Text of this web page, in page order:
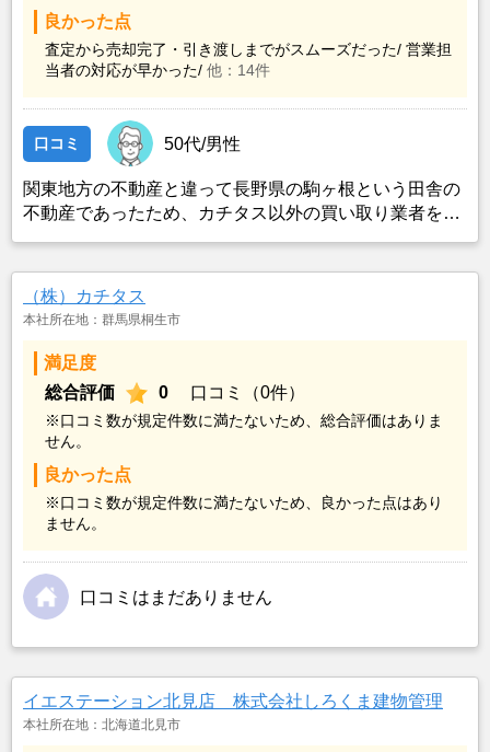
良かった点
査定から売却完了・引き渡しまでがスムーズだった/ 営業担
当者の対応が早かった/ 他：14件
口コミ 50代/男性
関東地方の不動産と違って長野県の駒ヶ根という田舎の
不動産であったため、カチタス以外の買い取り業者をみ
も空き家の状態で不動産を残しておけないと考えて売却
を決めた。
（株）カチタス
本社所在地：群馬県桐生市
満足度
総合評価
0 口コミ（0件）
※口コミ数が規定件数に満たないため、総合評価はありま
せん。
良かった点
※口コミ数が規定件数に満たないため、良かった点はあり
ません。
口コミはまだありません
イエステーション北見店 株式会社しろくま建物管理
本社所在地：北海道北見市